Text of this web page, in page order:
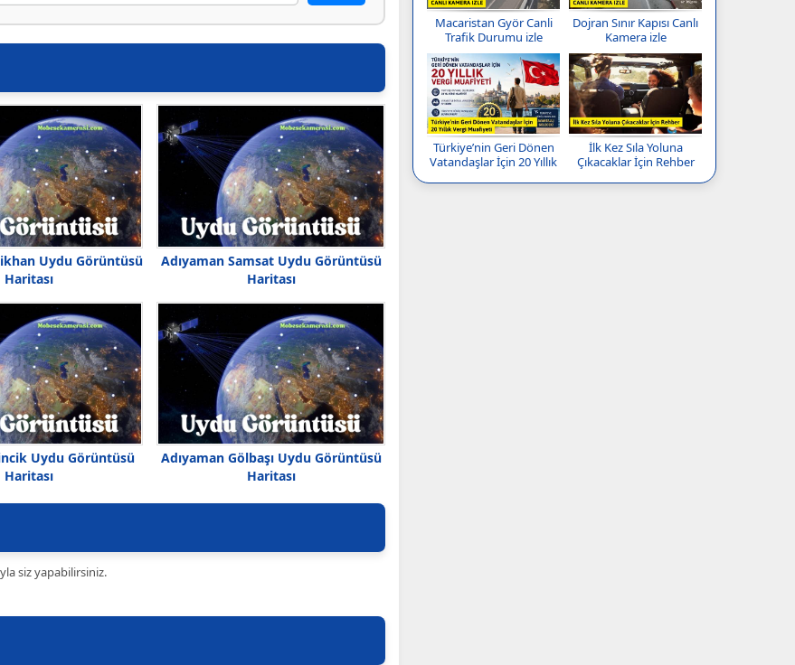
Uydu Görüntüsü
Haritası
Adıyaman Samsat Uydu Görüntüsü
Haritası
Uydu Görüntüsü
Haritası
Adıyaman Gölbaşı Uydu Görüntüsü
Haritası
siz yapabilirsiniz.
Macaristan Györ Canli
Trafik Durumu izle
Dojran Sınır Kapısı Canlı
Kamera izle
Türkiye’nin Geri Dönen
Vatandaşlar İçin 20 Yıllık
İlk Kez Sıla Yoluna
Çıkacaklar İçin Rehber